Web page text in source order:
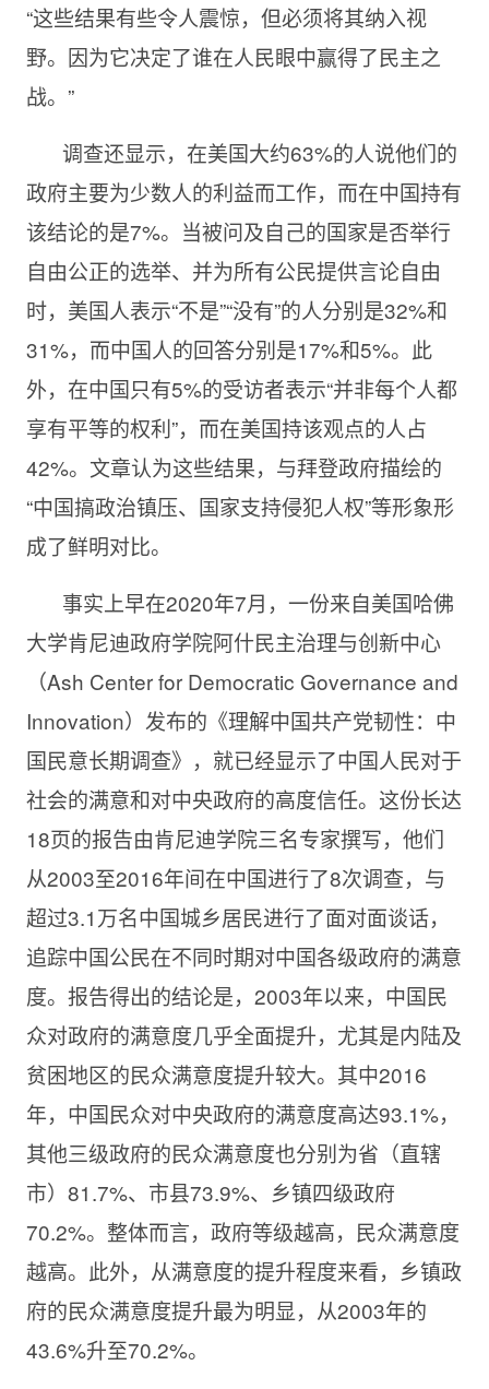
“这些结果有些令人震惊，但必须将其纳入视
野。因为它决定了谁在人民眼中赢得了民主之
战。”
调查还显示，在美国大约63%的人说他们的
政府主要为少数人的利益而工作，而在中国持有
该结论的是7%。当被问及自己的国家是否举行
自由公正的选举、并为所有公民提供言论自由
时，美国人表示“不是”“没有”的人分别是32%和
31%，而中国人的回答分别是17%和5%。此
外，在中国只有5%的受访者表示“并非每个人都
享有平等的权利”，而在美国持该观点的人占
42%。文章认为这些结果，与拜登政府描绘的
“中国搞政治镇压、国家支持侵犯人权”等形象形
成了鲜明对比。
事实上早在2020年7月，一份来自美国哈佛
大学肯尼迪政府学院阿什民主治理与创新中心
（Ash Center for Democratic Governance and
Innovation）发布的《理解中国共产党韧性：中
国民意长期调查》，就已经显示了中国人民对于
社会的满意和对中央政府的高度信任。这份长达
18页的报告由肯尼迪学院三名专家撰写，他们
从2003至2016年间在中国进行了8次调查，与
超过3.1万名中国城乡居民进行了面对面谈话，
追踪中国公民在不同时期对中国各级政府的满意
度。报告得出的结论是，2003年以来，中国民
众对政府的满意度几乎全面提升，尤其是内陆及
贫困地区的民众满意度提升较大。其中2016
年，中国民众对中央政府的满意度高达93.1%，
其他三级政府的民众满意度也分别为省（直辖
市）81.7%、市县73.9%、乡镇四级政府
70.2%。整体而言，政府等级越高，民众满意度
越高。此外，从满意度的提升程度来看，乡镇政
府的民众满意度提升最为明显，从2003年的
43.6%升至70.2%。